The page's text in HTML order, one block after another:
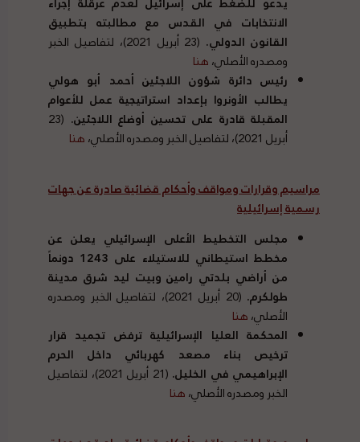
الانتخابات في القدس مع مطالبته بتطبيق
القانون الدولي.
(23 أبريل 2021)، لتفاصيل الخبر
ومصدره الأصلي،هنا
رئيس دائرة شؤون اللاجئين أحمد أبو هولي
يطالب الأونروا بإعداد استراتيجية عمل للأعوام
المقبلة قادرة على تحسين أوضاع اللاجئين. (23
أبريل 2021)، لتفاصيل الخبر ومصدره الأصلي،
هنا
مراسيم وقرارات ومواقف وأحكام قضائية صادرة عن جهات
رسمية إسرائيلية
مجلس التخطيط الأعلى الإسرائيلي يعلن عن
مخطط استيطاني للاستيلاء على 1243 دونماً
من أراضي بلدتي رامين وبيت ليد شرق مدينة
طولكرم.
(20 أبريل 2021)، لتفاصيل الخبر ومصدره
الأصلي،هنا
المحكمة العليا الإسرائيلية ترفض تجميد قرار
ترخيص بناء مصعد كهربائي داخل الحرم
الإبراهيمي في الخليل.
(21 أبريل 2021)، لتفاصيل
الخبر ومصدره الأصلي،هنا